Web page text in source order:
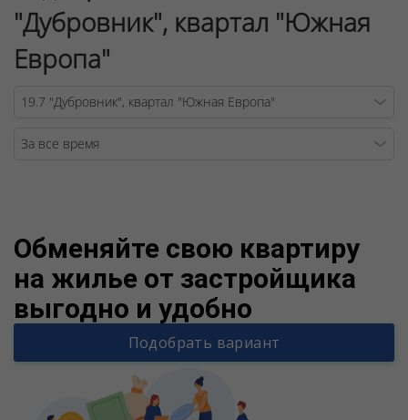
"Дубровник", квартал "Южная
Европа"
Обменяйте свою квартиру
на жилье от застройщика
выгодно и удобно
Подобрать вариант